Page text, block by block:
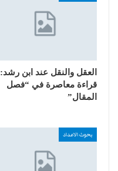
العقل والنقل عند ابن رشد:
قراءة معاصرة في “فصل
المقال”
بحوث الاعداد